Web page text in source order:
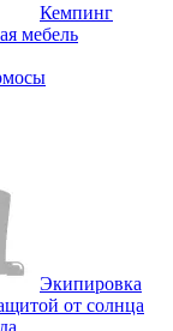
Кемпинг
мебель
Экипировка
от солнца